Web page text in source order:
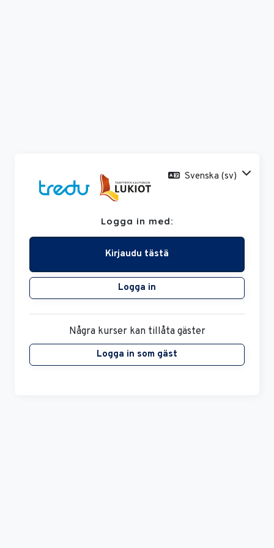
Svenska ‎(sv)‎
Hoppa vidare för att skapa ett nytt konto.
Logga in med:
Kirjaudu tästä
Logga in
Några kurser kan tillåta gäster
Logga in som gäst